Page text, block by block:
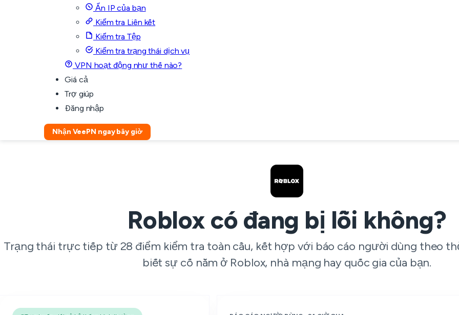
Ẩn IP của bạn
Kiểm tra Liên kết
Kiểm tra Tệp
Kiểm tra trạng thái dịch vụ
VPN hoạt động như thế nào?
Giá cả
Trợ giúp
Đăng nhập
Nhận VeePN ngay bây giờ
Roblox có đang bị lỗi không?
Trạng thái trực tiếp từ 28 điểm kiểm tra toàn cầu, kết hợp với báo cáo người dùng theo
biết sự cố nằm ở Roblox, nhà mạng hay quốc gia của bạn.